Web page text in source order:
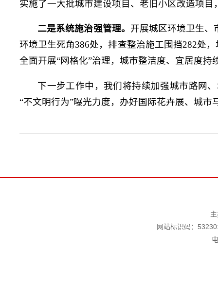
实施了一大批城市建设项目、老旧小区改造项
二是系统施治强管理。 开展城区环境卫生、
环境卫生死角386处，排查整治施工围挡282处
全面开展“网格化”治理，城市整洁度、宜居度持
下一步工作中，我们将持续加强城市路网
“不文明行为”曝光力度，办好国际花卉展、城
网站标识码：